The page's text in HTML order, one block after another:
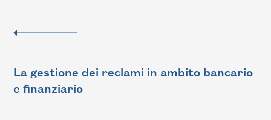
La gestione dei reclami in ambito bancario
e finanziario